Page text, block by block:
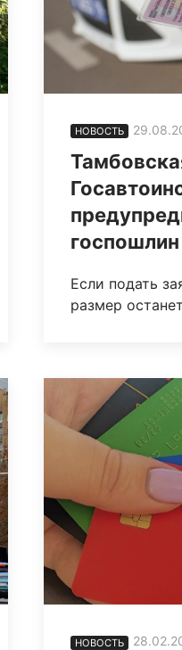
НОВОСТЬ
госпошлин
Если подать
размер
НОВОСТЬ